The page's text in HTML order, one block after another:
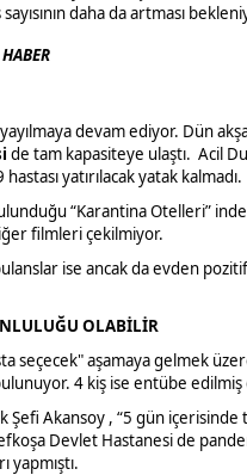
daha da artması
yayılmaya devam ediyor. Dün
de tam kapasiteye ulaştı. Acil
yatırılacak yatak kalmadı.
“Karantina Otelleri”
filmleri çekilmiyor.
ise ancak da evden
OLABİLİR
seçecek" aşamaya gelmek
4 kiş ise entübe
Şefi Akansoy , “5 gün içerisinde
Devlet Hastanesi de
yapmıştı.